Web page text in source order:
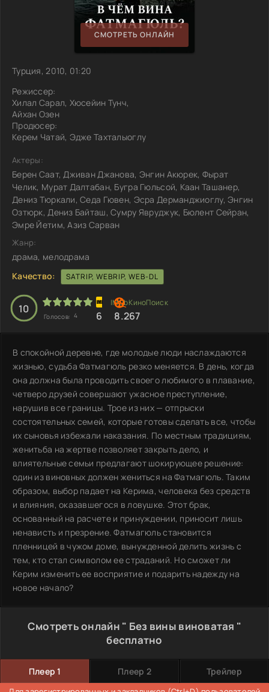
СМОТРЕТЬ ОНЛАЙН
Турция, 2010, 01:20
Режиссер:
Хилал Сарал, Хюсейин Тунч,
Айхан Озен
Продюсер:
Керем Чатай, Эдже Тахталыоглу
Актеры:
Берен Саат, Дживан Джанова, Энгин Акюрек, Фырат
Челик, Мурат Далтабан, Бугра Гюльсой, Каан Ташанер,
Дениз Тюркали, Седа Гювен, Эсра Дерманджиоглу, Энгин
Озтюрк, Дениз Байташ, Сумру Явруджук, Бюлент Сейран,
Эмре Йетим, Азиз Сарван
Жанр:
драма, мелодрама
Качество:
SATRIP, WEBRIP, WEB-DL
10
Голосов: 4 6 8.267
В спокойной деревне, где молодые люди наслаждаются
жизнью, судьба Фатмагюль резко меняется. В день, когда
она должна была проводить своего любимого в плавание,
четверо друзей совершают ужасное преступление,
нарушив все границы. Трое из них — отпрыски
состоятельных семей, которые готовы сделать все, чтобы
их сыновья избежали наказания. По местным традициям,
женитьба на жертве позволяет закрыть дело, и
влиятельные семьи предлагают шокирующее решение:
один из виновных должен жениться на Фатмагюль. Таким
образом, выбор падает на Керима, человека без средств
и влияния, оказавшегося в ловушке. Этот брак,
основанный на расчете и принуждении, приносит лишь
ненависть и презрение. Фатмагюль становится
пленницей в чужом доме, вынужденной делить жизнь с
тем, кто стал символом ее страданий. Но сможет ли
Керим изменить ее восприятие и подарить надежду на
новое начало?
Смотреть онлайн " Без вины виноватая "
бесплатно
Плеер 1 Плеер 2 Трейлер